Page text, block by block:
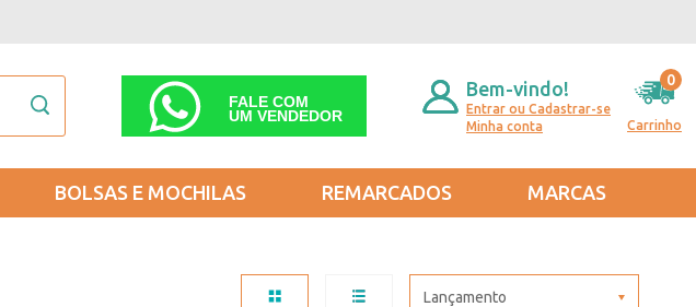
FALE COM
UM VENDEDOR
Bem-vindo!
Entrar ou Cadastrar-se
Minha conta
Carrinho
0
BOLSAS E MOCHILAS REMARCADOS MARCAS
Lançamento